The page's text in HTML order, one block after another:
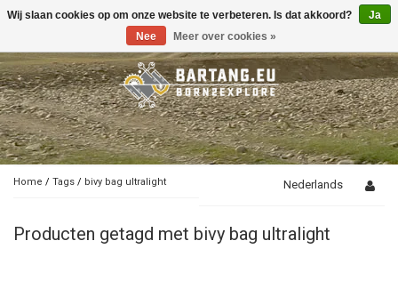
Toggle
Home / Tags / bivy bag ultralight Nederlands
Producten getagd met bivy bag ultralight
Wij slaan cookies op om onze website te verbeteren. Is dat akkoord?
Ja
Nee
Meer over cookies »